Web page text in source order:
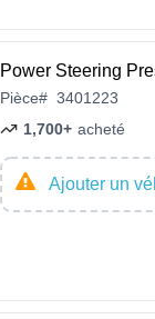
Power Steering
Pièce# 3401223
1,700+ acheté
Ajouter un